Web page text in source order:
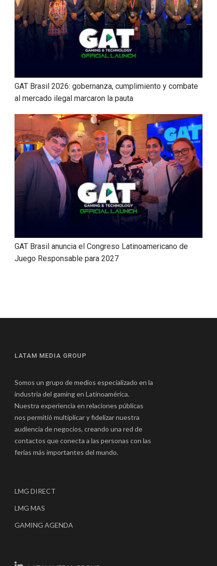
GAT Brasil 2026: gobernanza, cumplimiento y combate
al mercado ilegal marcaron la pauta
GAT Brasil anuncia el Congreso Latinoamericano de
Juego Responsable para 2027
LATAM MEDIA GROUP
Somos un grupo de medios especializado en la
industria del gaming en Latinoamérica.
Nuestra experiencia en relaciones públicas
nos permitió multiplicar y fidelizar nuestra
audiencia de negocios, creando una red de
contactos que conecta a las personas con las
ferias más importantes del mundo.
LMG DIRECT
LMG MAS
GAMING AGENDA